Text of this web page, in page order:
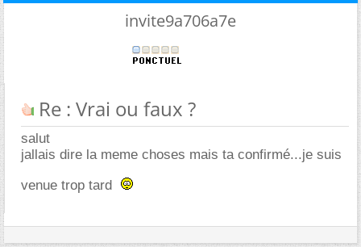
invite9a706a7e
Re : Vrai ou faux ?
salut
jallais dire la meme choses mais ta confirmé...je suis
venue trop tard